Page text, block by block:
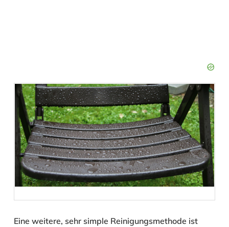
Eine weitere, sehr simple Reinigungsmethode ist